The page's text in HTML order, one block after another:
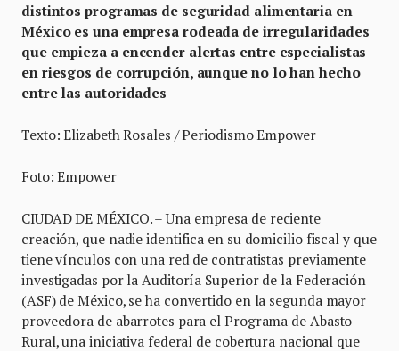
distintos programas de seguridad alimentaria en
México es una empresa rodeada de irregularidades
que empieza a encender alertas entre especialistas
en riesgos de corrupción, aunque no lo han hecho
entre las autoridades
Texto: Elizabeth Rosales / Periodismo Empower
Foto: Empower
CIUDAD DE MÉXICO. – Una empresa de reciente
creación, que nadie identifica en su domicilio fiscal y que
tiene vínculos con una red de contratistas previamente
investigadas por la Auditoría Superior de la Federación
(ASF) de México, se ha convertido en la segunda mayor
proveedora de abarrotes para el Programa de Abasto
Rural, una iniciativa federal de cobertura nacional que